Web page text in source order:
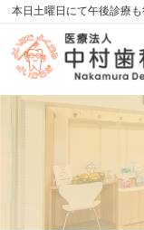
本日土曜日にて午後診療